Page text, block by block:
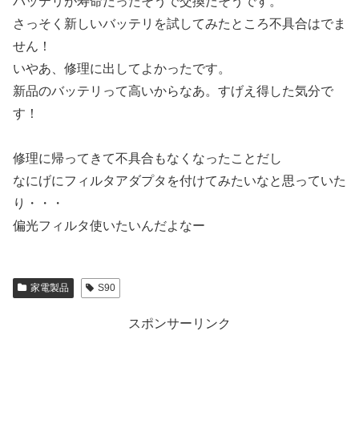
さっそく新しいバッテリを試してみたところ不具合はでま
せん！
いやあ、修理に出してよかったです。
新品のバッテリって高いからなあ。すげえ得した気分で
す！
修理に帰ってきて不具合もなくなったことだし
なにげにフィルタアダプタを付けてみたいなと思っていた
り・・・
偏光フィルタ使いたいんだよなー
家電製品 S90
スポンサーリンク